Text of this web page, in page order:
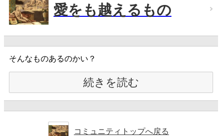
愛をも越えるもの
そんなものあるのかい？
続きを読む
コミュニティトップへ戻る